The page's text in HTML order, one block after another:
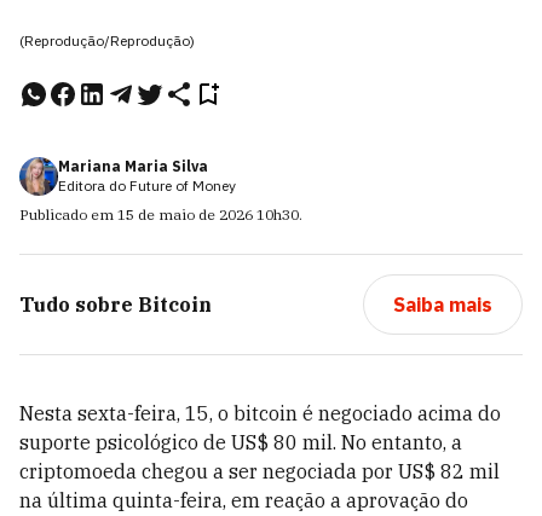
(Reprodução/Reprodução)
Mariana Maria Silva
Editora do Future of Money
Publicado em 15 de maio de 2026 10h30.
Tudo sobre Bitcoin Saiba mais
Nesta sexta-feira, 15, o bitcoin é negociado acima do
suporte psicológico de US$ 80 mil. No entanto, a
criptomoeda chegou a ser negociada por US$ 82 mil
na última quinta-feira, em reação a aprovação do